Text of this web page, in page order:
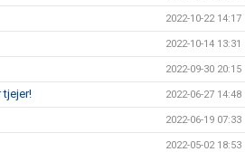
2022-10-22 14:17
2022-10-14 13:31
2022-09-30 20:15
2022-06-27 14:48
2022-06-19 07:33
2022-05-02 18:53